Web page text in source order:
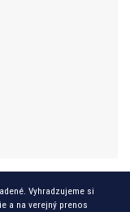
Vyhradzujeme si
a na verejný prenos